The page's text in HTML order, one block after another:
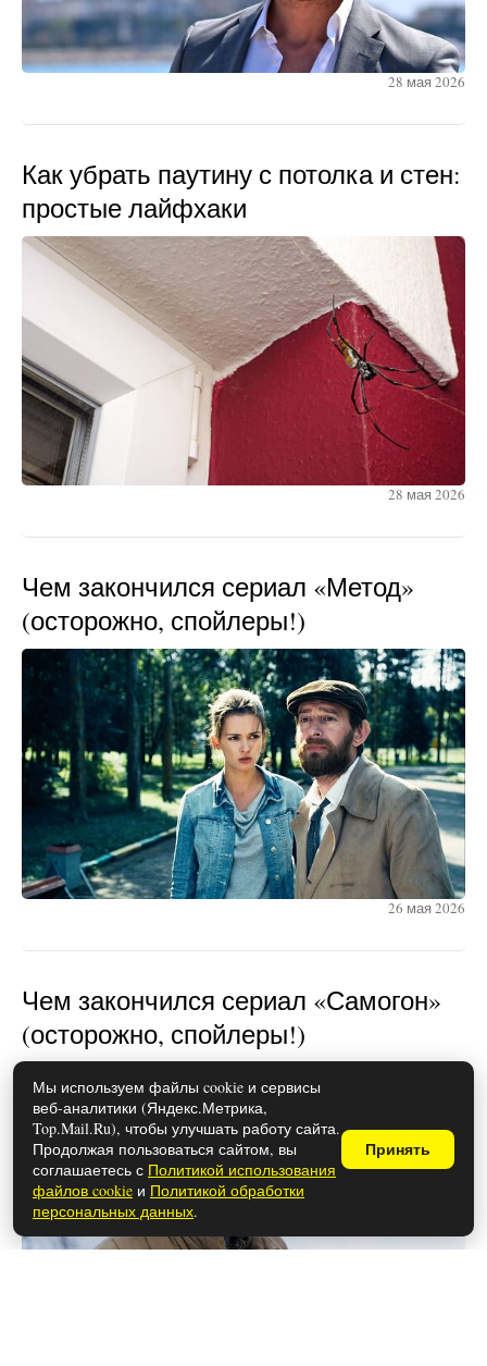
28 мая 2026
Как убрать паутину с потолка и стен:
простые лайфхаки
28 мая 2026
Чем закончился сериал «Метод»
(осторожно, спойлеры!)
26 мая 2026
Чем закончился сериал «Самогон»
(осторожно, спойлеры!)
Мы используем файлы cookie и сервисы
веб-аналитики (Яндекс.Метрика,
Top.Mail.Ru), чтобы улучшать работу сайта.
Продолжая пользоваться сайтом, вы
соглашаетесь с Политикой использования
файлов cookie и Политикой обработки
персональных данных.
Принять